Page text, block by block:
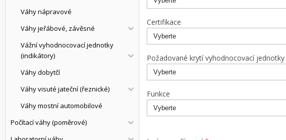
Váhy nápravové
Váhy jeřábové, závěsné
Vážní vyhodnocovací jednotky
(indikátory)
Váhy dobytčí
Váhy visuté jateční (řeznické)
Váhy mostní automobilové
Počítací váhy (poměrové)
Certifikace
Požadované krytí vyhodnocovací jednotky
Funkce